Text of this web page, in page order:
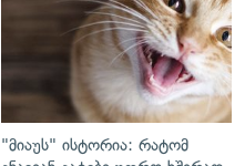
"მიაუს" ისტორია: რატომ